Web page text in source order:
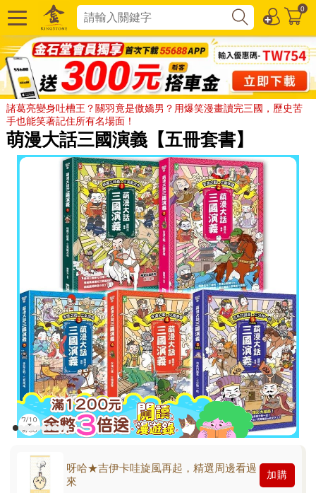
0
諸葛亮變身吐槽王？關羽竟是傲嬌男？用爆笑漫畫讀完三國，歷史苦
手也能笑著記住所有名場面！
萌漫大話三國演義【五冊套書】
呀哈★吉伊卡哇旋風再起，精選周邊看過
來
加購